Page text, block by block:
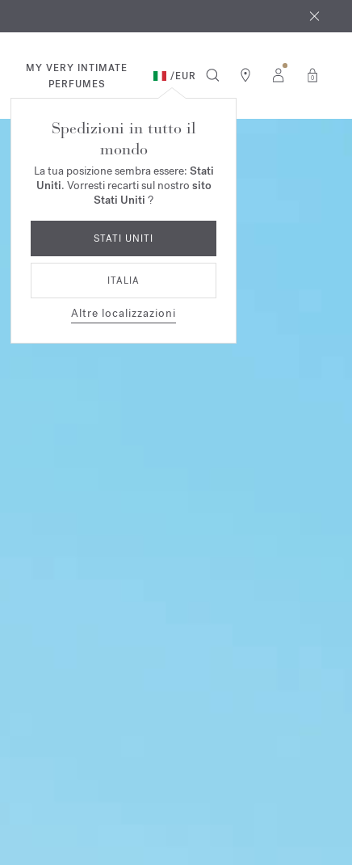
MY VERY INTIMATE
PERFUMES
/EUR 0
Spedizioni in tutto il
mondo
La tua posizione sembra essere: Stati
Uniti. Vorresti recarti sul nostro sito
Stati Uniti ?
STATI UNITI
ITALIA
Altre localizzazioni